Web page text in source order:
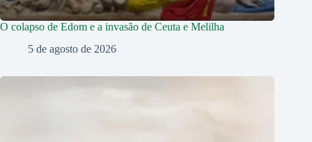
O colapso de Edom e a invasão de Ceuta e Melilha
5 de agosto de 2026